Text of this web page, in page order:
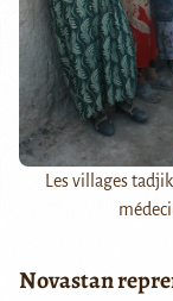
Les villages
Novastan